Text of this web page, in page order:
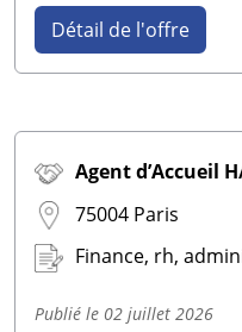
Détail de l'offre
Agent d’Accueil
75004 Paris
Finance, rh,
Publié le 02 juillet 2026